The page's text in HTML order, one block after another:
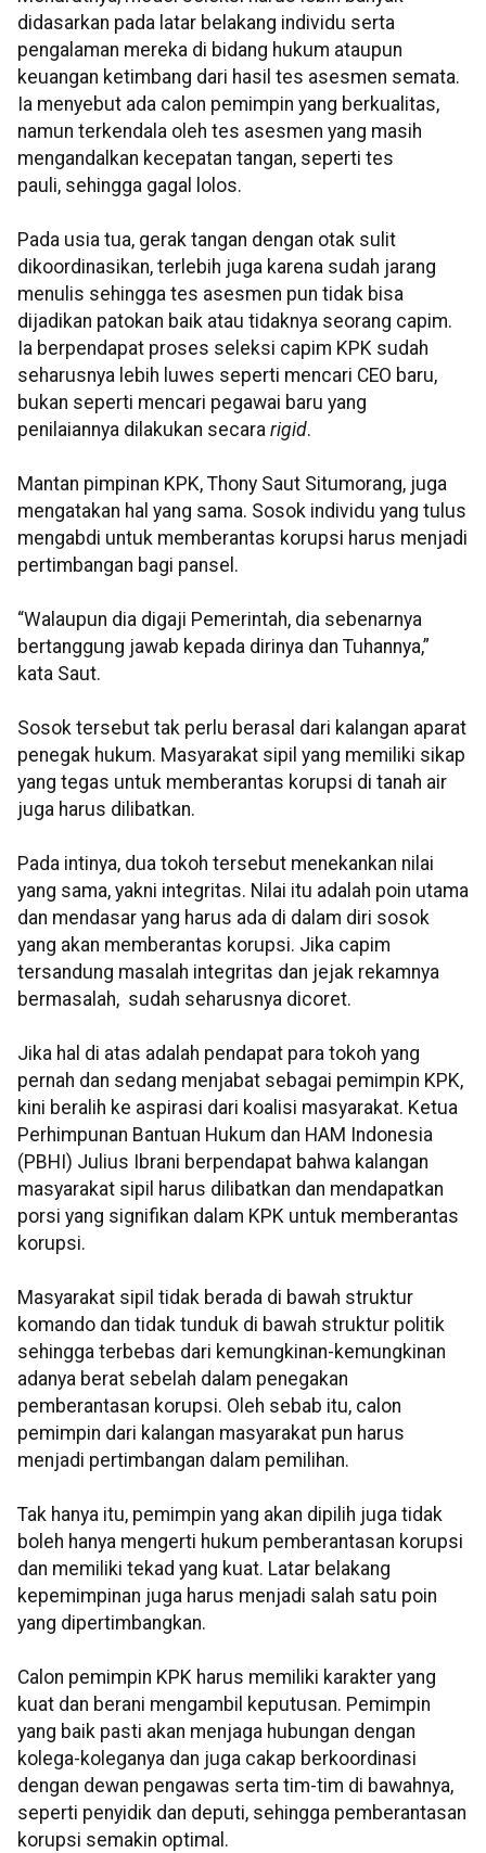
didasarkan pada latar belakang individu serta
pengalaman mereka di bidang hukum ataupun
keuangan ketimbang dari hasil tes asesmen semata.
Ia menyebut ada calon pemimpin yang berkualitas,
namun terkendala oleh tes asesmen yang masih
mengandalkan kecepatan tangan, seperti tes
pauli, sehingga gagal lolos.
Pada usia tua, gerak tangan dengan otak sulit
dikoordinasikan, terlebih juga karena sudah jarang
menulis sehingga tes asesmen pun tidak bisa
dijadikan patokan baik atau tidaknya seorang capim.
Ia berpendapat proses seleksi capim KPK sudah
seharusnya lebih luwes seperti mencari CEO baru,
bukan seperti mencari pegawai baru yang
penilaiannya dilakukan secara rigid.
Mantan pimpinan KPK, Thony Saut Situmorang, juga
mengatakan hal yang sama. Sosok individu yang tulus
mengabdi untuk memberantas korupsi harus menjadi
pertimbangan bagi pansel.
“Walaupun dia digaji Pemerintah, dia sebenarnya
bertanggung jawab kepada dirinya dan Tuhannya,”
kata Saut.
Sosok tersebut tak perlu berasal dari kalangan aparat
penegak hukum. Masyarakat sipil yang memiliki sikap
yang tegas untuk memberantas korupsi di tanah air
juga harus dilibatkan.
Pada intinya, dua tokoh tersebut menekankan nilai
yang sama, yakni integritas. Nilai itu adalah poin utama
dan mendasar yang harus ada di dalam diri sosok
yang akan memberantas korupsi. Jika capim
tersandung masalah integritas dan jejak rekamnya
bermasalah, sudah seharusnya dicoret.
Jika hal di atas adalah pendapat para tokoh yang
pernah dan sedang menjabat sebagai pemimpin KPK,
kini beralih ke aspirasi dari koalisi masyarakat. Ketua
Perhimpunan Bantuan Hukum dan HAM Indonesia
(PBHI) Julius Ibrani berpendapat bahwa kalangan
masyarakat sipil harus dilibatkan dan mendapatkan
porsi yang signifikan dalam KPK untuk memberantas
korupsi.
Masyarakat sipil tidak berada di bawah struktur
komando dan tidak tunduk di bawah struktur politik
sehingga terbebas dari kemungkinan-kemungkinan
adanya berat sebelah dalam penegakan
pemberantasan korupsi. Oleh sebab itu, calon
pemimpin dari kalangan masyarakat pun harus
menjadi pertimbangan dalam pemilihan.
Tak hanya itu, pemimpin yang akan dipilih juga tidak
boleh hanya mengerti hukum pemberantasan korupsi
dan memiliki tekad yang kuat. Latar belakang
kepemimpinan juga harus menjadi salah satu poin
yang dipertimbangkan.
Calon pemimpin KPK harus memiliki karakter yang
kuat dan berani mengambil keputusan. Pemimpin
yang baik pasti akan menjaga hubungan dengan
kolega-koleganya dan juga cakap berkoordinasi
dengan dewan pengawas serta tim-tim di bawahnya,
seperti penyidik dan deputi, sehingga pemberantasan
korupsi semakin optimal.